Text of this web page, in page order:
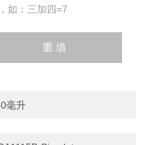
如：三加四=7
毫升